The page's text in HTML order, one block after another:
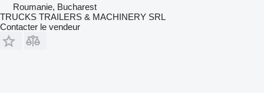
Roumanie, Bucharest
TRUCKS TRAILERS & MACHINERY SRL
Contacter le vendeur